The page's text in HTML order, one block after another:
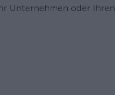
Unternehmen oder